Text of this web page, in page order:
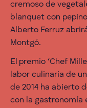
cremoso de
blanquet con
Alberto Ferruz
Montgó.
El premio ‘Chef
labor culinaria de
de 2014 ha abierto
con la gastronomía